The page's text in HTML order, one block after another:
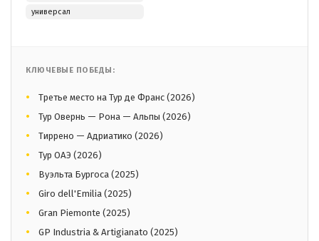
универсал
КЛЮЧЕВЫЕ ПОБЕДЫ:
Третье место на Тур де Франс (2026)
Тур Овернь — Рона — Альпы (2026)
Тиррено — Адриатико (2026)
Тур ОАЭ (2026)
Вуэльта Бургоса (2025)
Giro dell'Emilia (2025)
Gran Piemonte (2025)
GP Industria & Artigianato (2025)